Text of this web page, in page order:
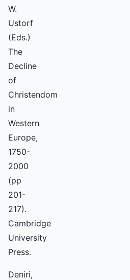
W.
Ustorf
(Eds.)
The
Decline
of
Christendom
in
Western
Europe,
1750-
2000
(pp
201-
217).
Cambridge
University
Press.
Deniri,